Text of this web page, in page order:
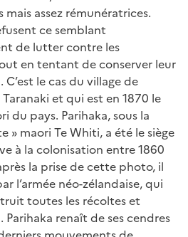
assez rémunératrices.
ce semblant
de lutter contre les
en tentant de conserver leur
le cas du village de
et qui est en 1870 le
du pays. Parihaka, sous la
» maori Te Whiti, a été le siège
à la colonisation entre 1860
la prise de cette photo, il
l’armée néo-zélandaise, qui
toutes les récoltes et
renaît de ses cendres